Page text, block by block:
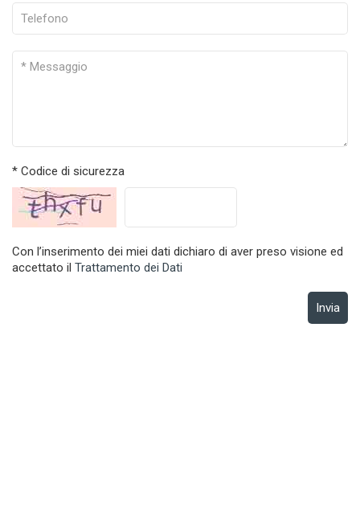
le migliori soluzioni e i migliori materiali. Dal solido e
Tecno Coperture offre, garantiscono la massima
garantire la perfetta efficienza della copertura, sia
che si tratti di tende da sole sia di pergolati sia
teloni removibili, per piscine di grandi e piccole
dimensioni.
In materia dicoperture ad Andria , la Tecno
Coperture è un’azienda in grado di offrire all'utenza
* Codice di sicurezza
Con l’inserimento dei miei dati dichiaro di aver preso visione ed
accettato il Trattamento dei Dati
Invia